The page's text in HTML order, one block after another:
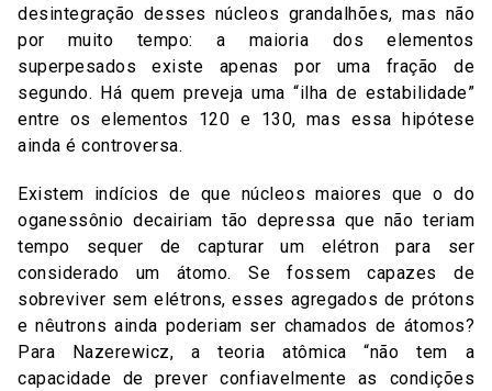
desintegração desses núcleos grandalhões, mas não
por muito tempo: a maioria dos elementos
superpesados existe apenas por uma fração de
segundo. Há quem preveja uma “ilha de estabilidade”
entre os elementos 120 e 130, mas essa hipótese
ainda é controversa.
Existem indícios de que núcleos maiores que o do
oganessônio decairiam tão depressa que não teriam
tempo sequer de capturar um elétron para ser
considerado um átomo. Se fossem capazes de
sobreviver sem elétrons, esses agregados de prótons
e nêutrons ainda poderiam ser chamados de átomos?
Para Nazerewicz, a teoria atômica “não tem a
capacidade de prever confiavelmente as condições